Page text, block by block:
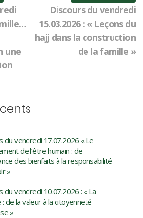
une
Discours du vendredi
15.03.2026 : « Leçons du
hajj dans la construction
de la famille »
du vendredi 17.07.2026 « Le
de l’être humain : de
des bienfaits à la responsabilité
»
du vendredi 10.07.2026 : « La
de la valeur à la citoyenneté
»